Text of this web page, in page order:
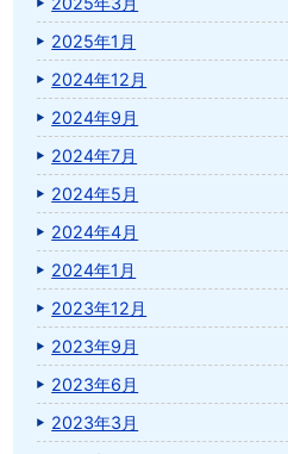
2025年1月
2024年12月
2024年9月
2024年7月
2024年5月
2024年4月
2024年1月
2023年12月
2023年9月
2023年6月
2023年3月